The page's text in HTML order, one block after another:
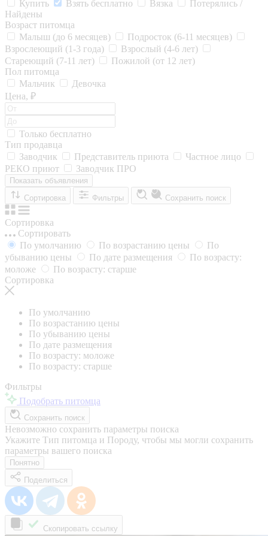
Купить
Взять бесплатно Вязка
Потерялись /
Найдены
Возраст питомца
Малыш (до 6 месяцев)
Подросток (6-11 месяцев)
Взрослеющий (1-3 года)
Взрослый (4-6 лет)
Стареющий (7-11 лет)
Пожилой (от 12 лет)
Пол питомца
Мальчик
Девочка
Цена, ₽
Только бесплатно
Тип продавца
Заводчик
Представитель приюта
Частное лицо
РЕКО приют
Заводчик ПРО
Показать объявления
Сортировка
Фильтры Сохранить поиск
Сортировка
Сортировать
По умолчанию
По возрастанию цены
По
убыванию цены
По дате размещения
По возрасту:
моложе
По возрасту: старше
Сортировка
По умолчанию
По возрастанию цены
По убыванию цены
По дате размещения
По возрасту: моложе
По возрасту: старше
Фильтры
Подобрать питомца
Сохранить поиск
Невозможно сохранить параметры поиска
Укажите Тип питомца и Породу, чтобы мы могли сохранить
параметры вашего поиска
Понятно
Поделиться
Скопировать ссылку